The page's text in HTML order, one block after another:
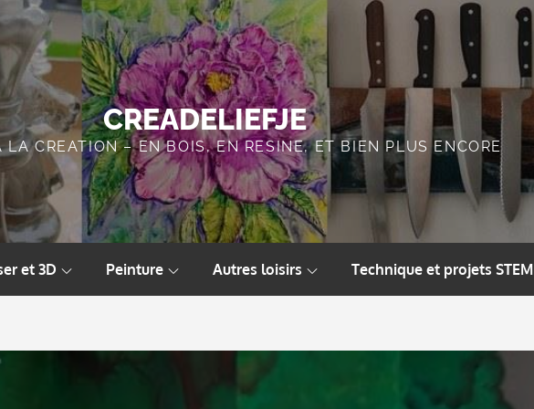
CREADELIEFJE
LA CREATION – EN BOIS, EN RESINE, ET BIEN PLUS ENCORE
et 3D Peinture Autres loisirs Technique et projets STEM